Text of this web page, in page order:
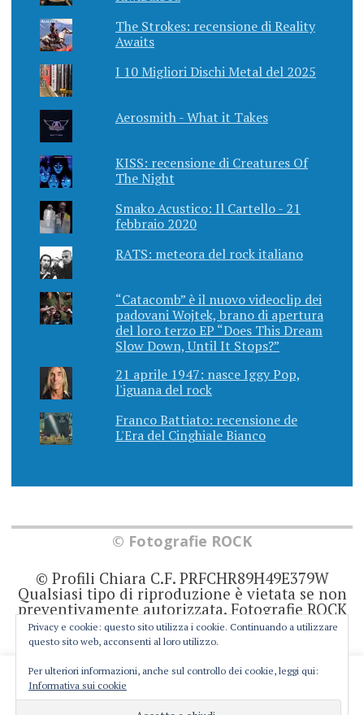
The Strokes: recensione di Reality
Awaits
I 10 Migliori Dischi Metal del 2025
Aerosmith - What it Takes
KISS: recensione di Creatures Of
The Night
Smako Acustico: Il Cartello - 21
febbraio 2020
RATS: meteora del rock italiano
“Catacomb” è il nuovo videoclip dei
padovani Wojtek, brano di apertura
del loro terzo EP “Does This Dream
Slow Down, Until It Stops?”
21 aprile 1947: nasce Iggy Pop,
l'iguana del rock
Franco Battiato: recensione de
L'Era del Cinghiale Bianco
© Fotografie ROCK
© Profili Chiara C.F. PRFCHR89H49E379W
Qualsiasi tipo di riproduzione è vietata se non
preventivamente autorizzata. Fotografie ROCK
non rappresenta una testata giornalistica in
quanto viene aggiornato senza alcuna
prodotto editoriale ai sensi della legge 62 del
7/3/2001. Ogni autore è direttamente
responsabile di ciò che scrive negli articoli e
This website uses cookies to improve your experience. We'll
assume you're ok with this, but you can opt-out if you wish.
Privacy e cookie: questo sito utilizza i cookie. Continuando a utilizzare
questo sito web, acconsenti al loro utilizzo.
Per ulteriori informazioni, anche sul controllo dei cookie, leggi qui:
Informativa sui cookie